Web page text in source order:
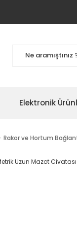
Elektronik
Rakor ve Hortum